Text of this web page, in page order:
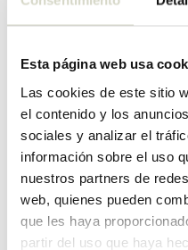
Esta página web usa
Las cookies de este sitio
el contenido y los
sociales y analizar el
información sobre el uso
nuestros partners de
web, quienes pueden
que les haya
partir del uso que haya
SALE 25%
Eddi
€189,00 €141,75